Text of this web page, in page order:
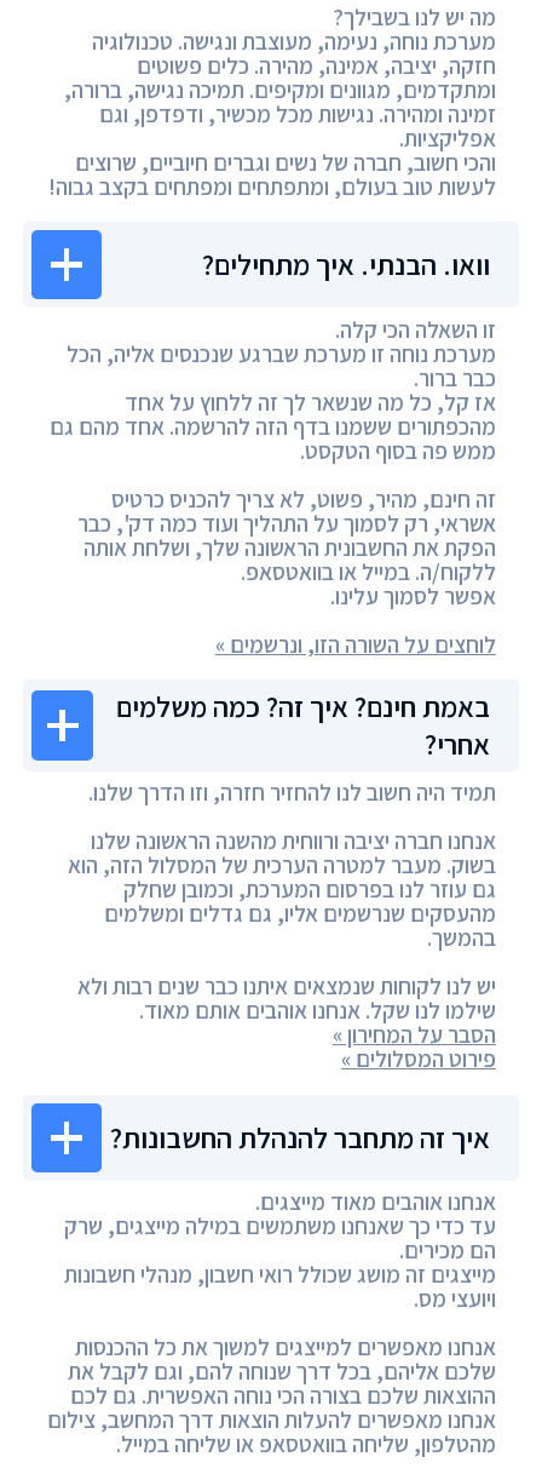
מה יש לנו בשבילך?
מערכת נוחה, נעימה, מעוצבת ונגישה. טכנולוגיה
חזקה, יציבה, אמינה, מהירה. כלים פשוטים
ומתקדמים, מגוונים ומקיפים. תמיכה נגישה, ברורה,
זמינה ומהירה. נגישות מכל מכשיר, ודפדפן, וגם
אפליקציות.
והכי חשוב, חברה של נשים וגברים חיוביים, שרוצים
לעשות טוב בעולם, ומתפתחים ומפתחים בקצב גבוה!
וואו. הבנתי. איך מתחילים?
זו השאלה הכי קלה.
מערכת נוחה זו מערכת שברגע שנכנסים אליה, הכל
כבר ברור.
אז קל, כל מה שנשאר לך זה ללחוץ על אחד
מהכפתורים ששמנו בדף הזה להרשמה. אחד מהם גם
ממש פה בסוף הטקסט.
זה חינם, מהיר, פשוט, לא צריך להכניס כרטיס
אשראי, רק לסמוך על התהליך ועוד כמה דק', כבר
הפקת את החשבונית הראשונה שלך, ושלחת אותה
ללקוח/ה. במייל או בוואטסאפ.
אפשר לסמוך עלינו.
לוחצים על השורה הזו, ונרשמים »
באמת חינם? איך זה? כמה משלמים
אחרי?
תמיד היה חשוב לנו להחזיר חזרה, וזו הדרך שלנו.
אנחנו חברה יציבה ורווחית מהשנה הראשונה שלנו
בשוק. מעבר למטרה הערכית של המסלול הזה, הוא
גם עוזר לנו בפרסום המערכת, וכמובן שחלק
מהעסקים שנרשמים אליו, גם גדלים ומשלמים
בהמשך.
יש לנו לקוחות שנמצאים איתנו כבר שנים רבות ולא
שילמו לנו שקל. אנחנו אוהבים אותם מאוד.
הסבר על המחירון »
פירוט המסלולים »
איך זה מתחבר להנהלת החשבונות?
אנחנו אוהבים מאוד מייצגים.
עד כדי כך שאנחנו משתמשים במילה מייצגים, שרק
הם מכירים.
מייצגים זה מושג שכולל רואי חשבון, מנהלי חשבונות
ויועצי מס.
אנחנו מאפשרים למייצגים למשוך את כל ההכנסות
שלכם אליהם, בכל דרך שנוחה להם, וגם לקבל את
ההוצאות שלכם בצורה הכי נוחה האפשרית. גם לכם
אנחנו מאפשרים להעלות הוצאות דרך המחשב, צילום
מהטלפון, שליחה בוואטסאפ או שליחה במייל.